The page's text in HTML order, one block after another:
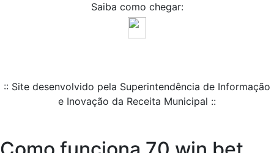
Saiba como chegar:
:: Site desenvolvido pela Superintendência de Informação
e Inovação da Receita Municipal ::